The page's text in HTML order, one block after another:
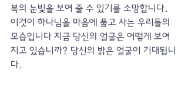
복의 눈빛을 보여 줄 수 있기를 소망합니다.
이것이 하나님을 마음에 품고 사는 우리들의
모습입니다 지금 당신의 얼굴은 어떻게 보여
지고 있습니까? 당신의 밝은 얼굴이 기대됩니
다.